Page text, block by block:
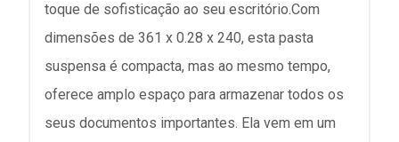
toque de sofisticação ao seu escritório.Com
dimensões de 361 x 0.28 x 240, esta pasta
suspensa é compacta, mas ao mesmo tempo,
oferece amplo espaço para armazenar todos os
seus documentos importantes. Ela vem em um